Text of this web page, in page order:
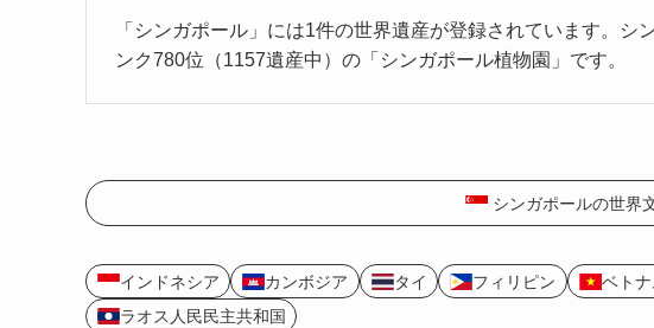
「シンガポール」には1件の世界遺産が登録されています。
ンク780位（1157遺産中）の「シンガポール植物園」です。
シンガポールの世界
インドネシア カンボジア タイ フィリピン ベトナ
ラオス人民民主共和国